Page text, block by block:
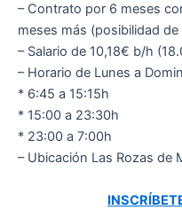
– Contrato por 6 meses
meses más (posibilidad
– Salario de 10,18€ b/h
– Horario de Lunes a
* 6:45 a 15:15h
* 15:00 a 23:30h
* 23:00 a 7:00h
– Ubicación Las Rozas de